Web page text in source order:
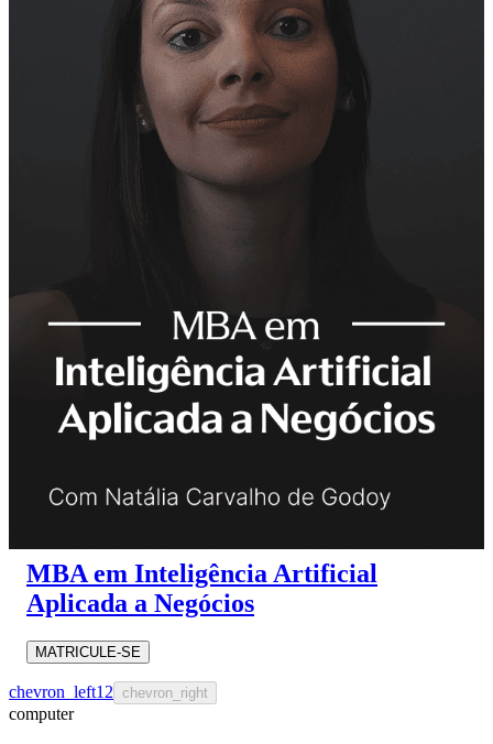
MBA em Inteligência Artificial
Aplicada a Negócios
MATRICULE-SE
chevron_left1 2 chevron_right
computer